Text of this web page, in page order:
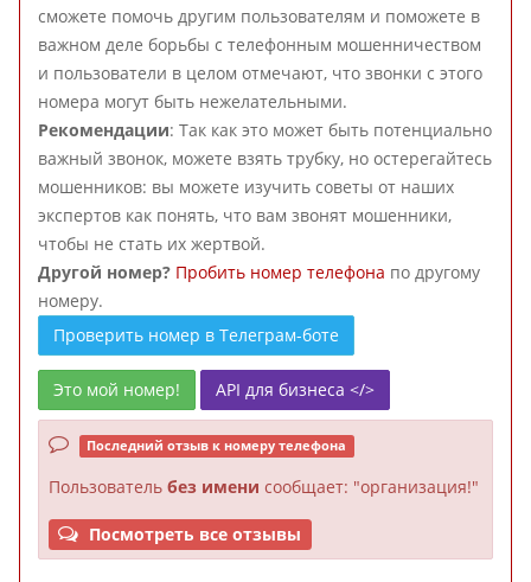
сможете помочь другим пользователям и поможете в
важном деле борьбы с телефонным мошенничеством
и пользователи в целом отмечают, что звонки с этого
номера могут быть нежелательными.
Рекомендации: Так как это может быть потенциально
важный звонок, можете взять трубку, но остерегайтесь
мошенников: вы можете изучить советы от наших
экспертов как понять, что вам звонят мошенники,
чтобы не стать их жертвой.
Другой номер? Пробить номер телефона по другому
номеру.
Проверить номер в Телеграм-боте
Это мой номер! API для бизнеса </>
Последний отзыв к номеру телефона
Пользователь без имени сообщает: "организация!"
Посмотреть все отзывы